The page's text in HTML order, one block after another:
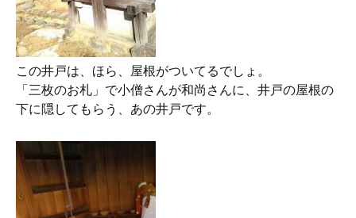
この井戸は、ほら、屋根がついてるでしょ。
「三枚のお札」で小僧さんが和尚さんに、井戸の屋根の
下に隠してもらう、あの井戸です。